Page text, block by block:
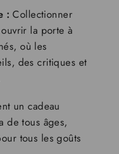
: Collectionner
la porte à
où les
des critiques et
un cadeau
de tous âges,
tous les goûts